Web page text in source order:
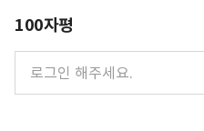
100자평